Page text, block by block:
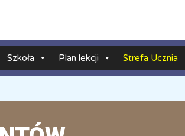
Szkoła Plan lekcji Strefa Ucznia